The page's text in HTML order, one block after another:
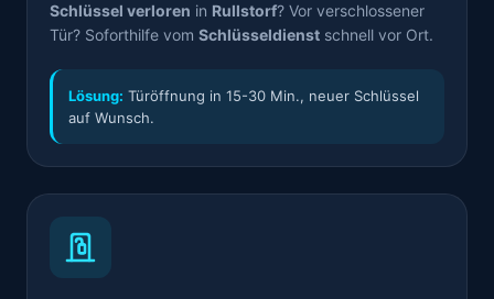
Schlüssel verloren in Rullstorf? Vor verschlossener
Tür? Soforthilfe vom Schlüsseldienst schnell vor Ort.
Lösung: Türöffnung in 15-30 Min., neuer Schlüssel
auf Wunsch.